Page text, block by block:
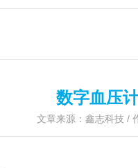
数字血压
文章来源：鑫志科技 /